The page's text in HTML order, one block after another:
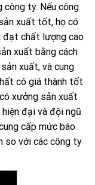
ty. Nếu công
xuất tốt, họ có
đạt chất lượng cao
xuất bằng cách
xuất, và cung
có giá thành tốt
xưởng sản xuất
đại và đội ngũ
cấp mức báo
so với các công ty